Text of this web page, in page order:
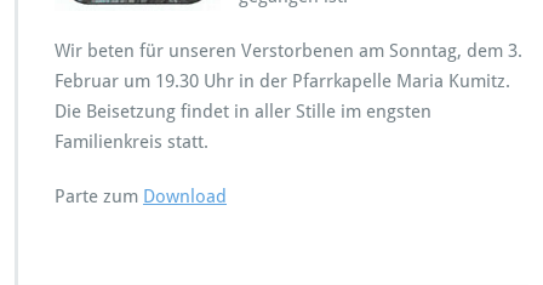
Wir beten für unseren Verstorbenen am Sonntag, dem 3.
Februar um 19.30 Uhr in der Pfarrkapelle Maria Kumitz.
Die Beisetzung findet in aller Stille im engsten
Familienkreis statt.
Parte zum Download